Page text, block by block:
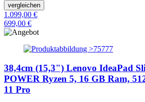
vergleichen
1.099,00 €
699,00 €
38,4cm (15,3") Lenovo IdeaPad
POWER Ryzen 5, 16 GB Ram,
11 Pro